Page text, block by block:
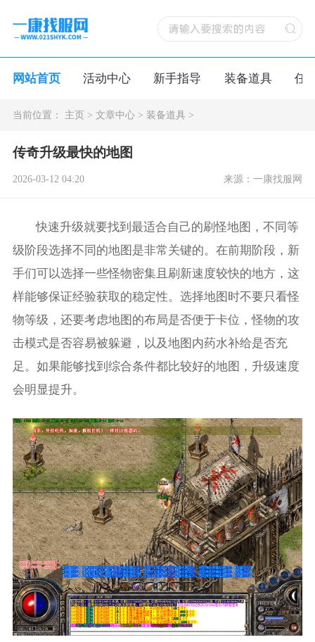
网站首页 活动中心 新手指导 装备道具 任
当前位置： 主页> 文章中心> 装备道具>
传奇升级最快的地图
2026-03-12 04:20 来源：一康找服网
快速升级就要找到最适合自己的刷怪地图，不同等
级阶段选择不同的地图是非常关键的。在前期阶段，新
手们可以选择一些怪物密集且刷新速度较快的地方，这
样能够保证经验获取的稳定性。选择地图时不要只看怪
物等级，还要考虑地图的布局是否便于卡位，怪物的攻
击模式是否容易被躲避，以及地图内药水补给是否充
足。如果能够找到综合条件都比较好的地图，升级速度
会明显提升。